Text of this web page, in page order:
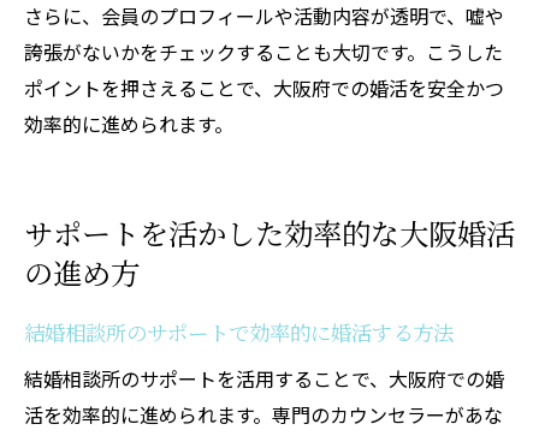
さらに、会員のプロフィールや活動内容が透明で、嘘や
誇張がないかをチェックすることも大切です。こうした
ポイントを押さえることで、大阪府での婚活を安全かつ
効率的に進められます。
サポートを活かした効率的な大阪婚活
の進め方
結婚相談所のサポートで効率的に婚活する方法
結婚相談所のサポートを活用することで、大阪府での婚
活を効率的に進められます。専門のカウンセラーがあな